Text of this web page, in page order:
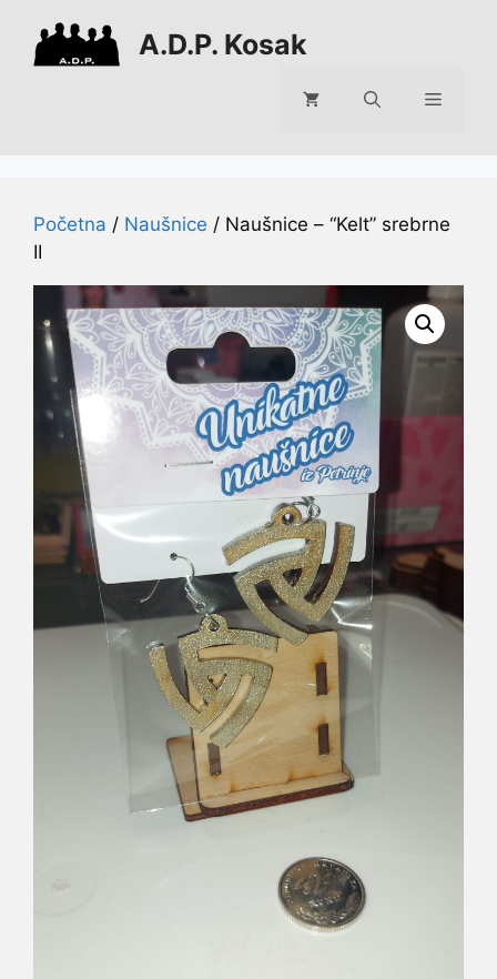
sadržaj
A.D.P. Kosak
Početna / Naušnice / Naušnice – “Kelt” srebrne
II